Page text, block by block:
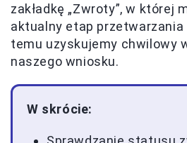
zakładkę „Zwroty”, w której
aktualny etap przetwarzania
temu uzyskujemy chwilowy
naszego wniosku.
W skrócie: